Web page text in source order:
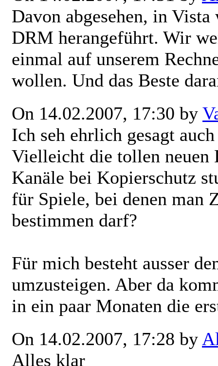
Davon abgesehen, in
DRM herangeführt. Wir
einmal auf unserem
wollen. Und das Beste
On 14.02.2007, 17:30 by
Ich seh ehrlich gesagt
Vielleicht die tollen
Kanäle bei Kopierschutz
für Spiele, bei denen man
bestimmen darf?
Für mich besteht ausser
umzusteigen. Aber da
in ein paar Monaten die
On 14.02.2007, 17:28 by
Alles klar